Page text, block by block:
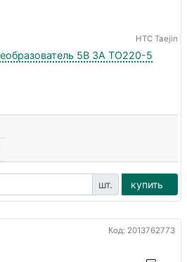
HTC Taejin
5В 3A TO220-5
шт. купить
Код: 2013762773